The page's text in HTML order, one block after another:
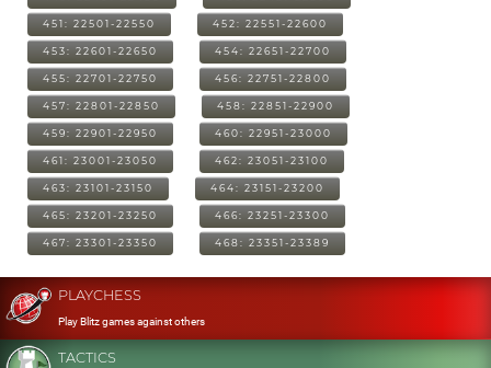
451: 22501-22550 452: 22551-22600
453: 22601-22650 454: 22651-22700
455: 22701-22750 456: 22751-22800
457: 22801-22850 458: 22851-22900
459: 22901-22950 460: 22951-23000
461: 23001-23050 462: 23051-23100
463: 23101-23150 464: 23151-23200
465: 23201-23250 466: 23251-23300
467: 23301-23350 468: 23351-23389
PLAYCHESS
Play Blitz games against others
TACTICS